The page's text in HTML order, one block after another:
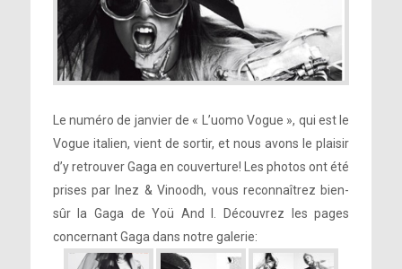
Le numéro de janvier de « L’uomo Vogue », qui est le
Vogue italien, vient de sortir, et nous avons le plaisir
d’y retrouver Gaga en couverture! Les photos ont été
prises par Inez & Vinoodh, vous reconnaîtrez bien-
sûr la Gaga de Yoü And I. Découvrez les pages
concernant Gaga dans notre galerie: